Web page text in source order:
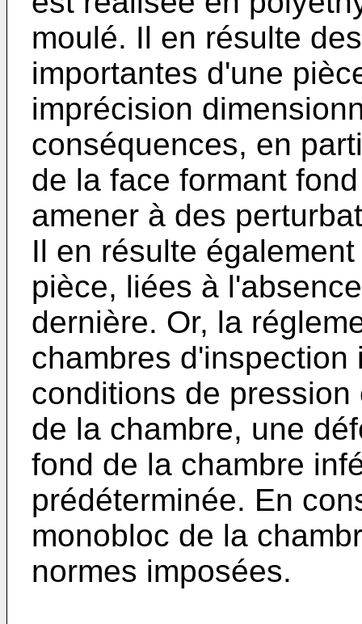
moulé. Il en résulte
importantes d'une
imprécision
conséquences, en
de la face formant
amener à des
Il en résulte
pièce, liées à
dernière. Or, la
chambres d'inspection
conditions de
de la chambre, une
fond de la chambre
prédéterminée. En
monobloc de la
normes imposées.